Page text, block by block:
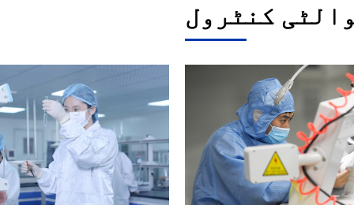
کنٹرول